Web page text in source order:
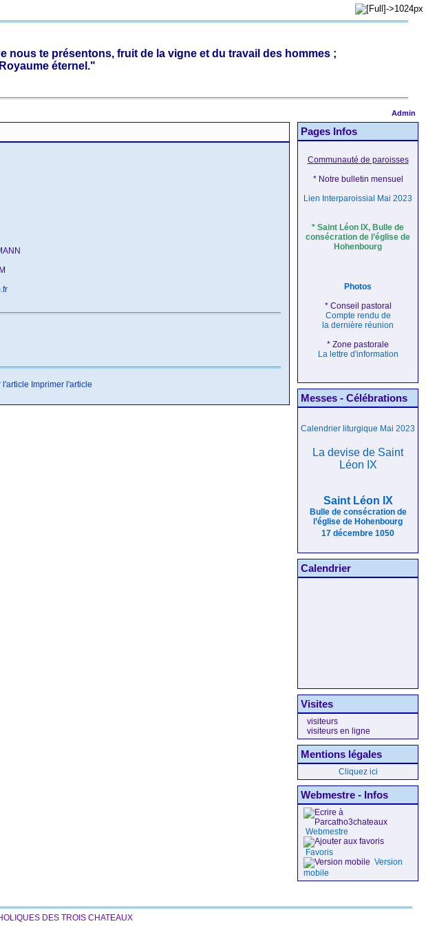
nous te présentons, fruit de la vigne et du travail des hommes ;
éternel."
Admin
Imprimer l'article
Pages Infos
Communauté de paroisses
* Notre bulletin mensuel
Lien Interparoissial Mai 2023
* Saint Léon IX, Bulle de
consécration de l’église de
Hohenbourg
Photos
* Conseil pastoral
Compte rendu de
la dernière réunion
* Zone pastorale
La lettre d'information
Messes - Célébrations
Calendrier liturgique Mai 2023
La devise de Saint
Léon IX
Saint Léon IX
Bulle de consécration de
l’église de Hohenbourg
17 décembre 1050
Calendrier
Visites
visiteurs
visiteurs en ligne
Mentions légales
Cliquez ici
Webmestre - Infos
Webmestre
Favoris
Version
mobile
DES TROIS CHATEAUX